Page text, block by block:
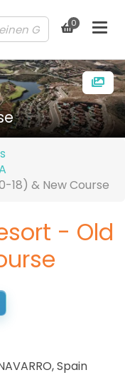
0
18) & New Course
- Old
,Spain